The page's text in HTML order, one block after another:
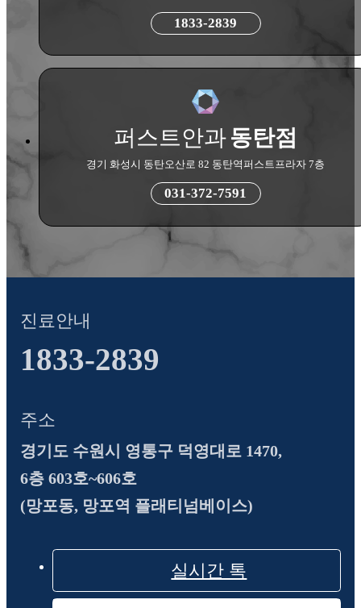
1833-2839
퍼스트안과동탄점
경기 화성시 동탄오산로 82 동탄역퍼스트프라자 7층
031-372-7591
진료안내
1833-2839
주소
경기도 수원시 영통구 덕영대로 1470,
6층 603호~606호
(망포동, 망포역 플래티넘베이스)
실시간 톡